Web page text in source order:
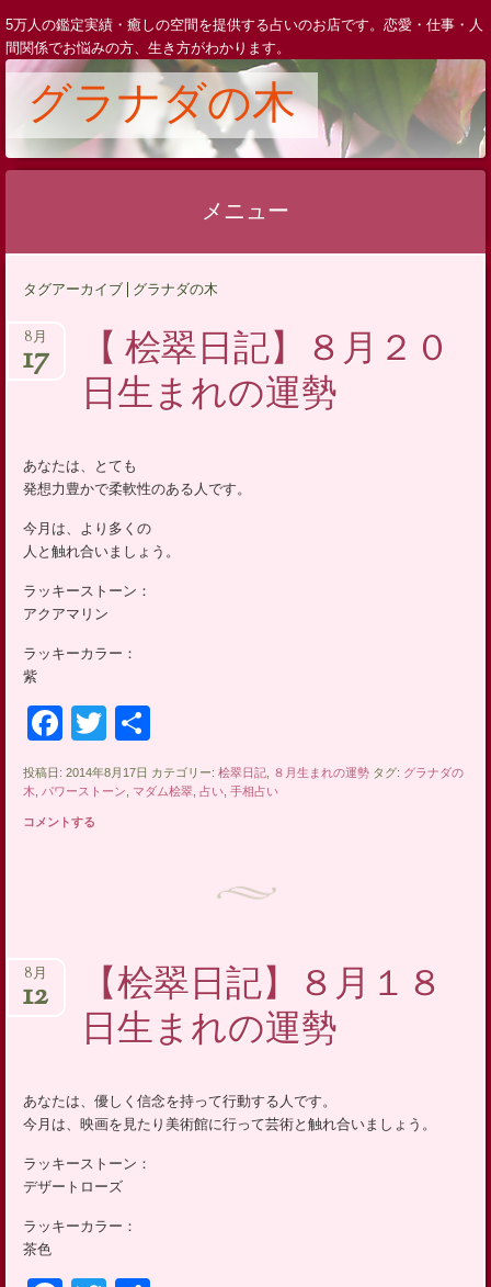
5万人の鑑定実績・癒しの空間を提供する占いのお店です。恋愛・仕事・人
間関係でお悩みの方、生き方がわかります。
グラナダの木
メニュー
テ
ン
キ
プ
タグアーカイブ | グラナダの木
【 桧翠日記】８月２０
日生まれの運勢
8月
17
あなたは、とても
発想力豊かで柔軟性のある人です。
今月は、より多くの
人と触れ合いましょう。
ラッキーストーン：
アクアマリン
ラッキーカラー：
紫
Facebook
Twitter
有
投稿日: 2014年8月17日 カテゴリー:桧翠日記 ８月生まれの運勢 タグ: グラナダの
木
パワーストーン マダム桧翠 ,占い ,手相占い
コメントする
【桧翠日記】８月１８
日生まれの運勢
8月
12
あなたは、優しく信念を持って行動する人です。
今月は、映画を見たり美術館に行って芸術と触れ合いましょう。
ラッキーストーン：
デザートローズ
ラッキーカラー：
茶色